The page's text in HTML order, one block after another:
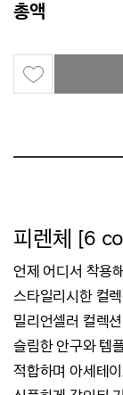
총액
피렌체 [6
언제 어디서 착용
스타일리시한 컬
밀리언셀러 컬렉
슬림한 안구와 템
적합하며 아세테